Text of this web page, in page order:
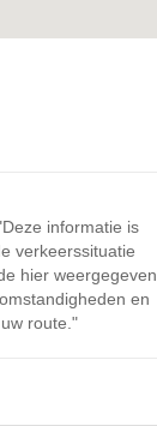
informatie is
verkeerssituatie
hier weergegeven
en
route."